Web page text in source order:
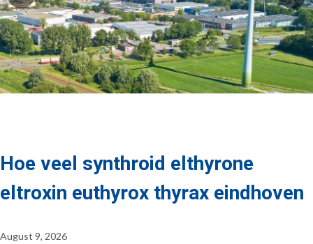
Hoe veel synthroid elthyrone
eltroxin euthyrox thyrax eindhoven
August 9, 2026